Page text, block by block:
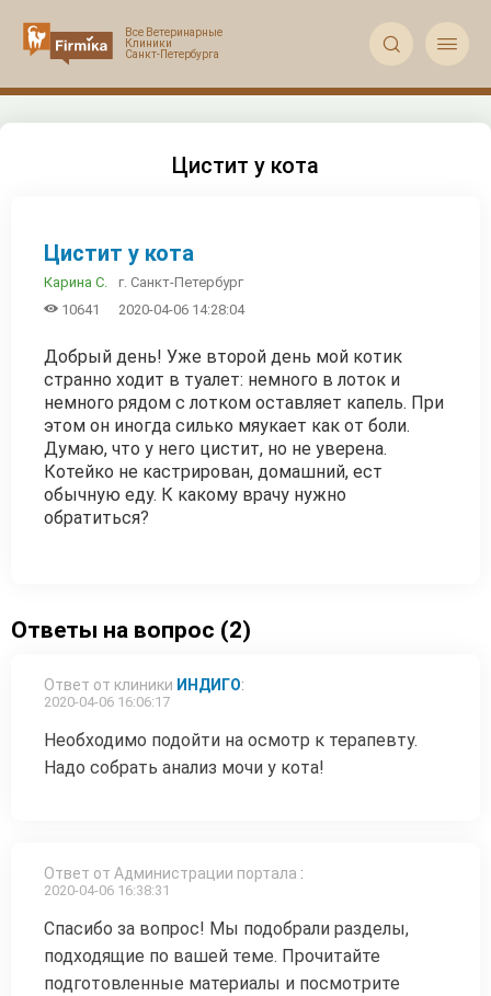
 
Цистит у кота
Цистит у кота
Карина С. г. Санкт‑Петербург
 10641 2020-04-06 14:28:04
Добрый день! Уже второй день мой котик
странно ходит в туалет: немного в лоток и
немного рядом с лотком оставляет капель. При
этом он иногда силько мяукает как от боли.
Думаю, что у него цистит, но не уверена.
Котейко не кастрирован, домашний, ест
обычную еду. К какому врачу нужно
обратиться?
Ответы на вопрос (2)
Ответ от клиники ИНДИГО:
2020-04-06 16:06:17
Необходимо подойти на осмотр к терапевту.
Надо собрать анализ мочи у кота!
Ответ от Администрации портала :
2020-04-06 16:38:31
Спасибо за вопрос! Мы подобрали разделы,
подходящие по вашей теме. Прочитайте
подготовленные материалы и посмотрите